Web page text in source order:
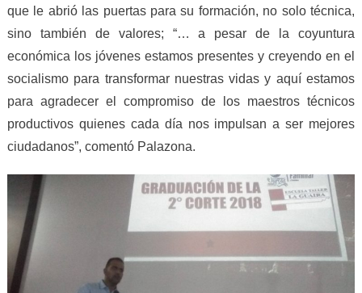
que le abrió las puertas para su formación, no solo técnica,
sino también de valores; “… a pesar de la coyuntura
económica los jóvenes estamos presentes y creyendo en el
socialismo para transformar nuestras vidas y aquí estamos
para agradecer el compromiso de los maestros técnicos
productivos quienes cada día nos impulsan a ser mejores
ciudadanos”, comentó Palazona.